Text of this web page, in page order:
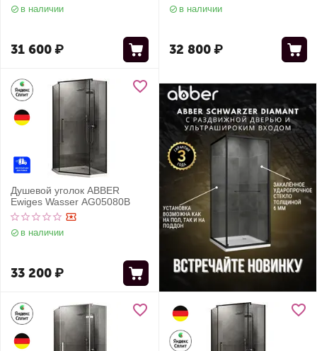
в наличии
31 600₽
в наличии
32 800₽
Душевой уголок ABBER
Ewiges Wasser AG05080B
в наличии
33 200₽